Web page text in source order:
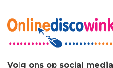
Volg ons op social media